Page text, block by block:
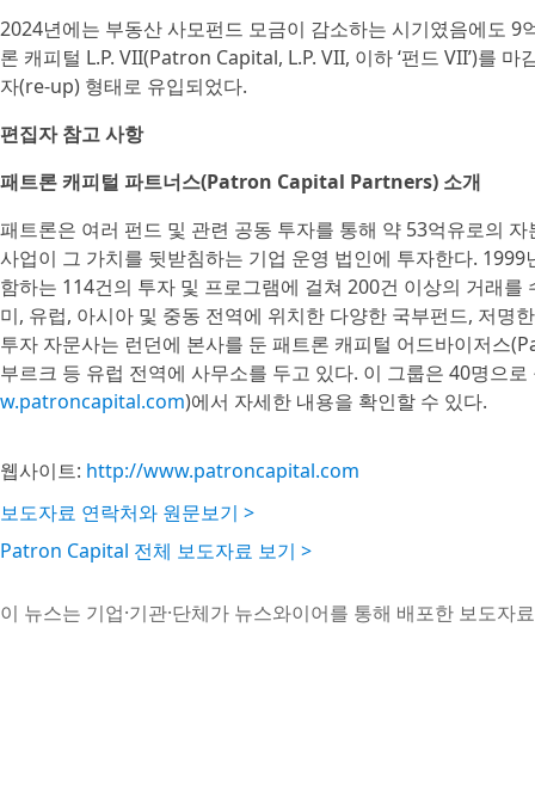
2024년에는 부동산 사모펀드 모금이 감소하는 시기였음에도
론 캐피털 L.P. VII(Patron Capital, L.P. VII, 이하 ‘펀드 VII’)를
자(re-up) 형태로 유입되었다.
편집자 참고 사항
패트론 캐피털 파트너스(Patron Capital Partners) 소개
패트론은 여러 펀드 및 관련 공동 투자를 통해 약 53억유로의
사업이 그 가치를 뒷받침하는 기업 운영 법인에 투자한다.
함하는 114건의 투자 및 프로그램에 걸쳐 200건 이상의 거래
미, 유럽, 아시아 및 중동 전역에 위치한 다양한 국부펀드, 저명
투자 자문사는 런던에 본사를 둔 패트론 캐피털 어드바이저스
부르크 등 유럽 전역에 사무소를 두고 있다. 이 그룹은 40명으
w.patroncapital.com)에서 자세한 내용을 확인할 수 있다.
웹사이트: http://www.patroncapital.com
보도자료 연락처와 원문보기 >
Patron Capital 전체 보도자료 보기 >
이 뉴스는 기업·기관·단체가 뉴스와이어를 통해 배포한 보도자